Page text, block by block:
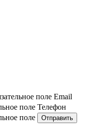
поле Email
поле Телефон
поле